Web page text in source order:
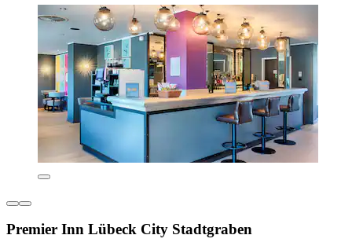
Premier Inn Lübeck City Stadtgraben